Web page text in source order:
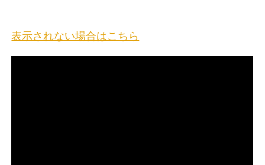
表示されない場合はこちら